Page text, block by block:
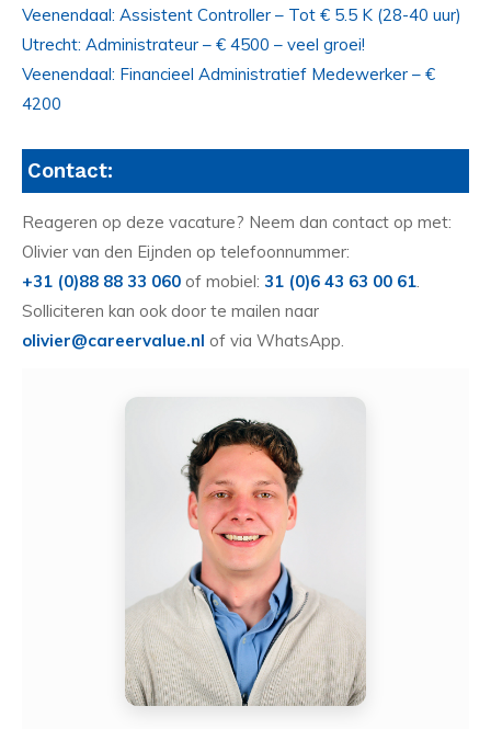
Veenendaal: Assistent Controller – Tot € 5.5 K (28-40 uur)
Utrecht: Administrateur – € 4500 – veel groei!
Veenendaal: Financieel Administratief Medewerker – €
4200
Contact:
Reageren op deze vacature? Neem dan contact op met:
Olivier van den Eijnden op telefoonnummer:
+31 (0)88 88 33 060 of mobiel: 31 (0)6 43 63 00 61
Solliciteren kan ook door te mailen naar
olivier@careervalue.nl of via WhatsApp.